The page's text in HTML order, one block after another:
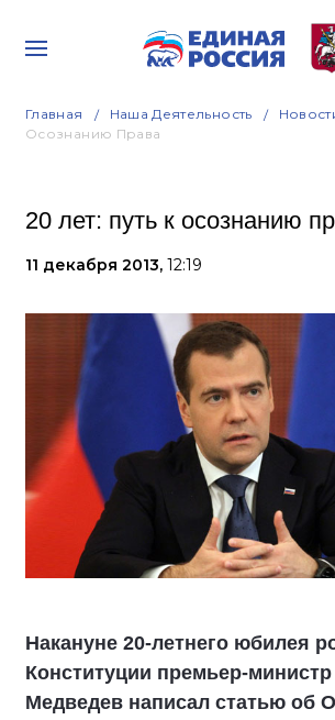
Главная Наша Деятельность
Осознанию Права
20 лет: путь к осознанию
11 декабря 2013, 12:19
Накануне 20-летнего юбилея
Конституции премьер-
Медведев написал статью об